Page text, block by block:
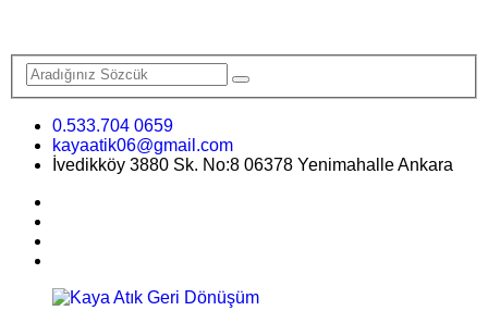
0.533.704 0659
kayaatik06@gmail.com
İvedikköy 3880 Sk. No:8 06378 Yenimahalle Ankara